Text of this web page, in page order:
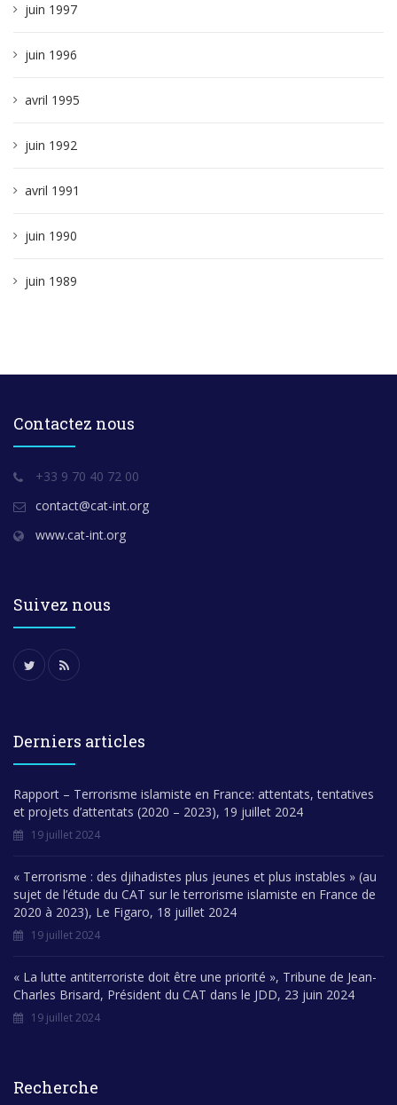
juin 1997
juin 1996
avril 1995
juin 1992
avril 1991
juin 1990
juin 1989
Contactez nous
+33 9 70 40 72 00
contact@cat-int.org
www.cat-int.org
Suivez nous
Derniers articles
Rapport – Terrorisme islamiste en France: attentats, tentatives
et projets d’attentats (2020 – 2023), 19 juillet 2024
19 juillet 2024
« Terrorisme : des djihadistes plus jeunes et plus instables » (au
sujet de l’étude du CAT sur le terrorisme islamiste en France de
2020 à 2023), Le Figaro, 18 juillet 2024
19 juillet 2024
« La lutte antiterroriste doit être une priorité », Tribune de Jean-
Charles Brisard, Président du CAT dans le JDD, 23 juin 2024
19 juillet 2024
Recherche